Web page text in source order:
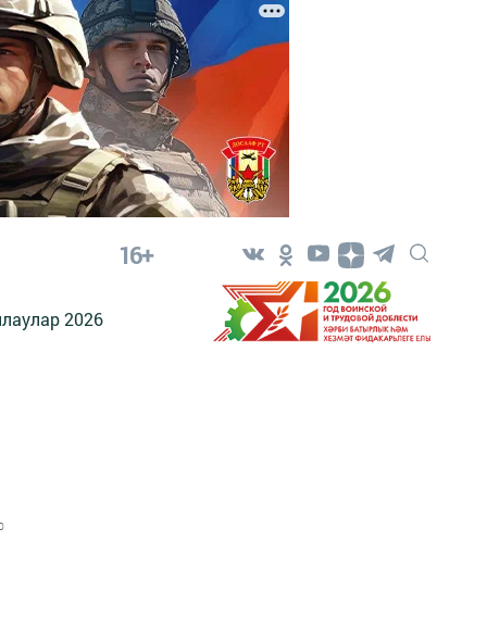
16+
2026